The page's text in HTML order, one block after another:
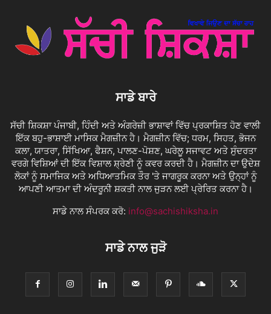
ਸਾਡੇ ਬਾਰੇ
ਸੱਚੀ ਸ਼ਿਕਸ਼ਾ ਪੰਜਾਬੀ, ਹਿੰਦੀ ਅਤੇ ਅੰਗਰੇਜ਼ੀ ਭਾਸ਼ਾਵਾਂ ਵਿੱਚ ਪ੍ਰਕਾਸ਼ਿਤ ਹੋਣ ਵਾਲੀ
ਇੱਕ ਬਹੁ-ਭਾਸ਼ਾਈ ਮਾਸਿਕ ਮੈਗਜ਼ੀਨ ਹੈ। ਮੈਗਜ਼ੀਨ ਵਿੱਚ; ਧਰਮ, ਸਿਹਤ, ਭੋਜਨ
ਕਲਾ, ਯਾਤਰਾ, ਸਿੱਖਿਆ, ਫੈਸ਼ਨ, ਪਾਲਣ-ਪੋਸ਼ਣ, ਘਰੇਲੂ ਸਜਾਵਟ ਅਤੇ ਸੁੰਦਰਤਾ
ਵਰਗੇ ਵਿਸ਼ਿਆਂ ਦੀ ਇੱਕ ਵਿਸ਼ਾਲ ਸ਼੍ਰੇਣੀ ਨੂੰ ਕਵਰ ਕਰਦੀ ਹੈ। ਮੈਗਜ਼ੀਨ ਦਾ ਉਦੇਸ਼
ਲੋਕਾਂ ਨੂੰ ਸਮਾਜਿਕ ਅਤੇ ਅਧਿਆਤਮਿਕ ਤੌਰ 'ਤੇ ਜਾਗਰੂਕ ਕਰਨਾ ਅਤੇ ਉਨ੍ਹਾਂ ਨੂੰ
ਆਪਣੀ ਆਤਮਾ ਦੀ ਅੰਦਰੂਨੀ ਸ਼ਕਤੀ ਨਾਲ ਜੁੜਨ ਲਈ ਪ੍ਰੇਰਿਤ ਕਰਨਾ ਹੈ।
ਸਾਡੇ ਨਾਲ ਸੰਪਰਕ ਕਰੋ: info@sachishiksha.in
ਸਾਡੇ ਨਾਲ ਜੁੜੋ